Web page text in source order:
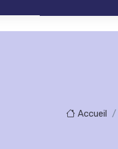
Accueil